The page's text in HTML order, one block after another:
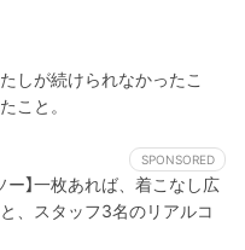
たしが続けられなかったこ
こと。
SPONSORED
ー】一枚あれば、着こなし広
、スタッフ3名のリアルコ